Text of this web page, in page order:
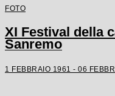
FOTO
XI Festival della
Sanremo
1 FEBBRAIO 1961 - 06